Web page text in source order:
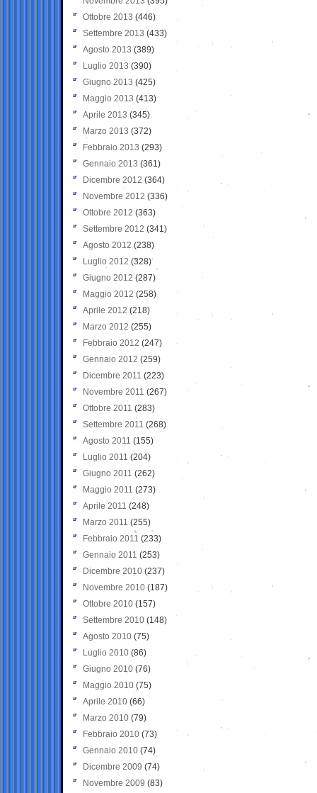
Ottobre 2013 (446)
Settembre 2013 (433)
Agosto 2013 (389)
Luglio 2013 (390)
Giugno 2013 (425)
Maggio 2013 (413)
Aprile 2013 (345)
Marzo 2013 (372)
Febbraio 2013 (293)
Gennaio 2013 (361)
Dicembre 2012 (364)
Novembre 2012 (336)
Ottobre 2012 (363)
Settembre 2012 (341)
Agosto 2012 (238)
Luglio 2012 (328)
Giugno 2012 (287)
Maggio 2012 (258)
Aprile 2012 (218)
Marzo 2012 (255)
Febbraio 2012 (247)
Gennaio 2012 (259)
Dicembre 2011 (223)
Novembre 2011 (267)
Ottobre 2011 (283)
Settembre 2011 (268)
Agosto 2011 (155)
Luglio 2011 (204)
Giugno 2011 (262)
Maggio 2011 (273)
Aprile 2011 (248)
Marzo 2011 (255)
Febbraio 2011 (233)
Gennaio 2011 (253)
Dicembre 2010 (237)
Novembre 2010 (187)
Ottobre 2010 (157)
Settembre 2010 (148)
Agosto 2010 (75)
Luglio 2010 (86)
Giugno 2010 (76)
Maggio 2010 (75)
Aprile 2010 (66)
Marzo 2010 (79)
Febbraio 2010 (73)
Gennaio 2010 (74)
Dicembre 2009 (74)
Novembre 2009 (83)